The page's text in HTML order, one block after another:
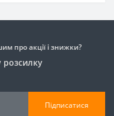
про акції і знижки?
розсилку
Підписатися